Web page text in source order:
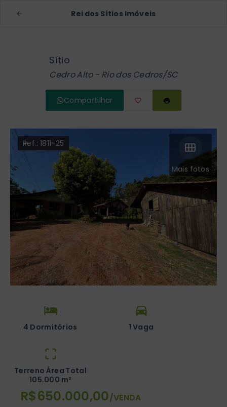
Rei dos Sítios Imóveis
Sítio
Cedro Alto - Rio dos Cedros/SC
Compartilhar
Mais fotos
Ref.:1811-25
4 Dormitórios 1 Vaga
Terreno Área Total
105.000 m²
R$650.000,00/VENDA